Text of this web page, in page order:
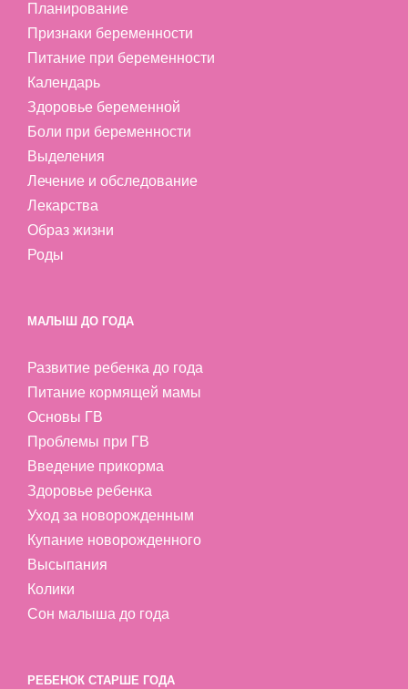
Планирование
Признаки беременности
Питание при беременности
Календарь
Здоровье беременной
Боли при беременности
Выделения
Лечение и обследование
Лекарства
Образ жизни
Роды
МАЛЫШ ДО ГОДА
Развитие ребенка до года
Питание кормящей мамы
Основы ГВ
Проблемы при ГВ
Введение прикорма
Здоровье ребенка
Уход за новорожденным
Купание новорожденного
Высыпания
Колики
Сон малыша до года
РЕБЕНОК СТАРШЕ ГОДА